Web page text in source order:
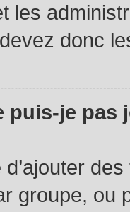
les
donc
puis-je pas
d’ajouter
groupe, ou